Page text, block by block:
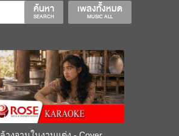
เพลงทั้งหมด
MUSIC ALL
ค้นหา
SEARCH